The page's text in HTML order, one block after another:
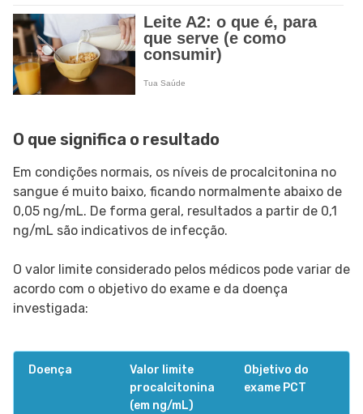
O que significa o resultado
Em condições normais, os níveis de procalcitonina no
sangue é muito baixo, ficando normalmente abaixo de
0,05 ng/mL. De forma geral, resultados a partir de 0,1
ng/mL são indicativos de infecção.
O valor limite considerado pelos médicos pode variar de
acordo com o objetivo do exame e da doença
investigada:
Doença
Valor limite
procalcitonina
(em ng/mL)
Objetivo do
exame PCT